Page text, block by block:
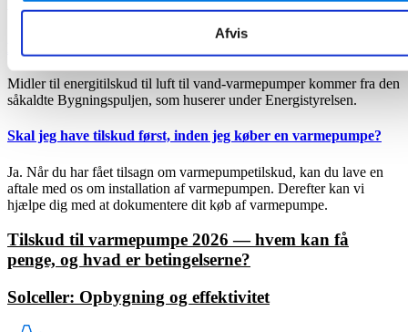
Afvis
varmepumpens energimærkning.
Midler til energitilskud til luft til vand-varmepumper kommer fra den
såkaldte Bygningspuljen, som huserer under Energistyrelsen.
Skal jeg have tilskud først, inden jeg køber en varmepumpe?
Ja. Når du har fået tilsagn om varmepumpetilskud, kan du lave en
aftale med os om installation af varmepumpen. Derefter kan vi
hjælpe dig med at dokumentere dit køb af varmepumpe.
Tilskud til varmepumpe 2026 — hvem kan få
penge, og hvad er betingelserne?
Solceller: Opbygning og effektivitet